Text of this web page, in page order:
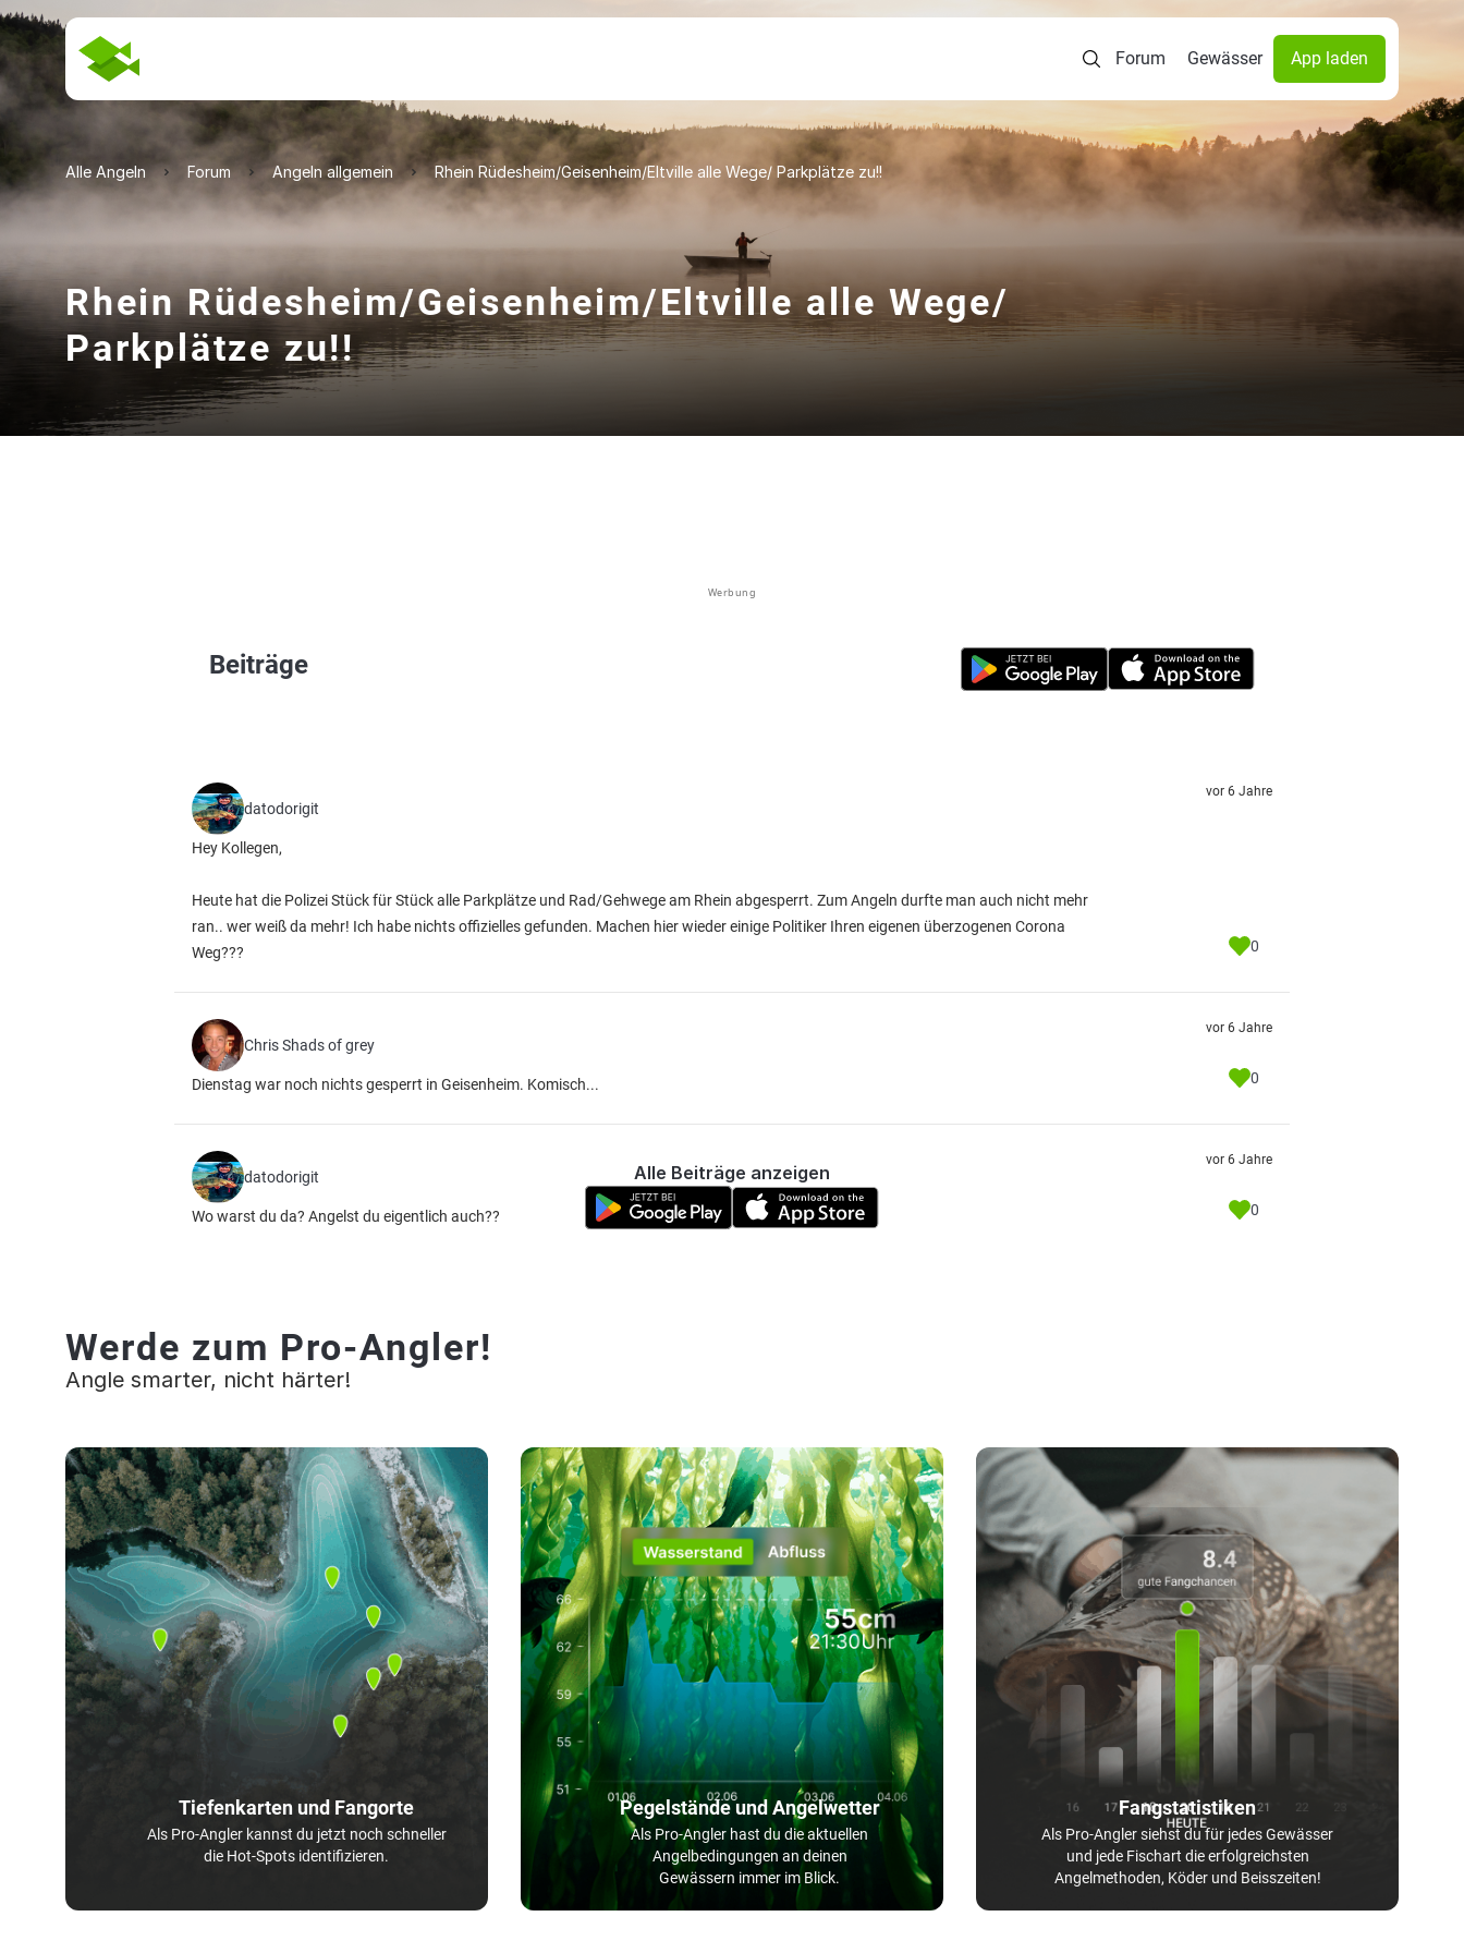
Forum Gewässer App laden
Alle Angeln Forum Angeln allgemein Rhein Rüdesheim/Geisenheim/Eltville alle Wege/ Parkplätze zu!!
Rhein Rüdesheim/Geisenheim/Eltville alle Wege/
Parkplätze zu!!
Werbung
Beiträge
datodorigit
Hey Kollegen,
Heute hat die Polizei Stück für Stück alle Parkplätze und Rad/Gehwege am Rhein abgesperrt. Zum Angeln durfte man auch nicht mehr
ran.. wer weiß da mehr! Ich habe nichts offizielles gefunden. Machen hier wieder einige Politiker Ihren eigenen überzogenen Corona
Weg???
vor 6 Jahre
0
Chris Shads of grey
Dienstag war noch nichts gesperrt in Geisenheim. Komisch...
vor 6 Jahre
0
datodorigit
Wo warst du da? Angelst du eigentlich auch??
vor 6 Jahre
0
Alle Beiträge anzeigen
Werde zum Pro-Angler!
Angle smarter, nicht härter!
Tiefenkarten und Fangorte
Als Pro-Angler kannst du jetzt noch schneller
die Hot-Spots identifizieren.
Pegelstände und Angelwetter
Als Pro-Angler hast du die aktuellen
Angelbedingungen an deinen
Gewässern immer im Blick.
Fangstatistiken
Als Pro-Angler siehst du für jedes Gewässer
und jede Fischart die erfolgreichsten
Angelmethoden, Köder und Beisszeiten!